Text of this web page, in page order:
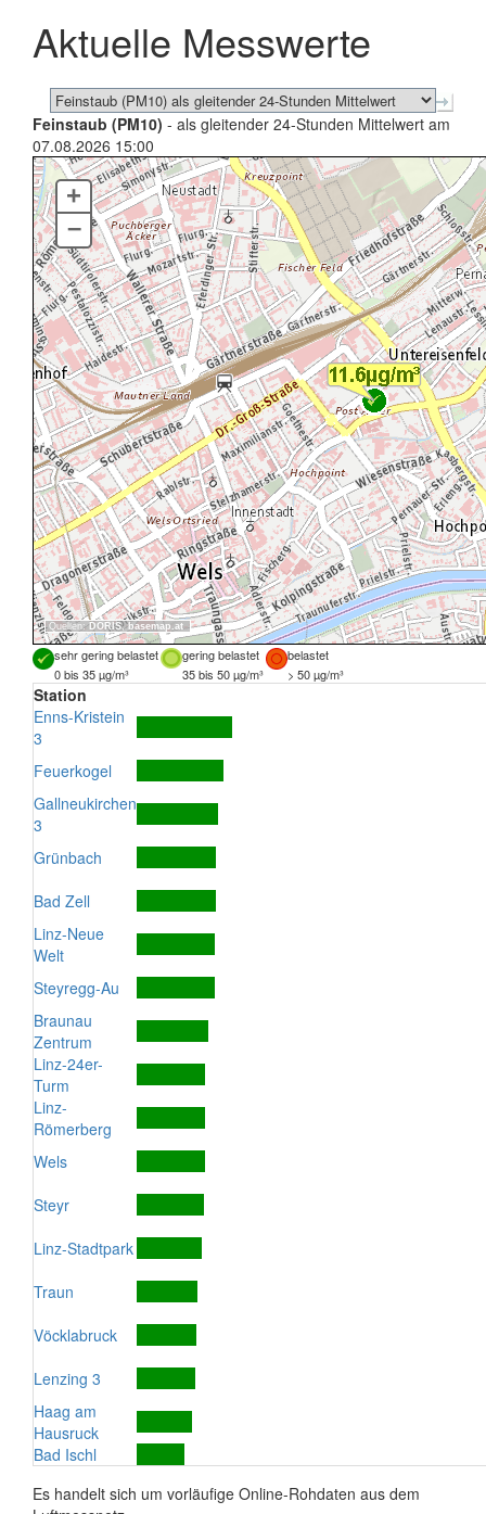
schließen
Aktuelle Messwerte
Feinstaub (PM10) - als gleitender 24-Stunden Mittelwert am
07.08.2026 15:00
Quellen: DORIS, basemap.at
+
–
sehr gering belastet gering belastet
belastet
0 bis 35 µg/m³
35 bis 50 µg/m³ > 50 µg/m³
Station
Enns-Kristein
3
Feuerkogel
Gallneukirchen
3
Grünbach
Bad Zell
Linz-Neue
Welt
Steyregg-Au
Braunau
Zentrum
Linz-24er-
Turm
Linz-
Römerberg
Wels
Steyr
Linz-Stadtpark
Traun
Vöcklabruck
Lenzing 3
Haag am
Hausruck
Bad Ischl
Es handelt sich um vorläufige Online-Rohdaten aus dem